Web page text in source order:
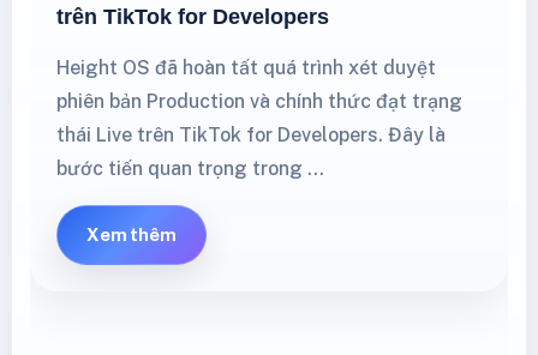
trên TikTok for Developers
Height OS đã hoàn tất quá trình xét duyệt
phiên bản Production và chính thức đạt trạng
thái Live trên TikTok for Developers. Đây là
bước tiến quan trọng trong …
Xem thêm